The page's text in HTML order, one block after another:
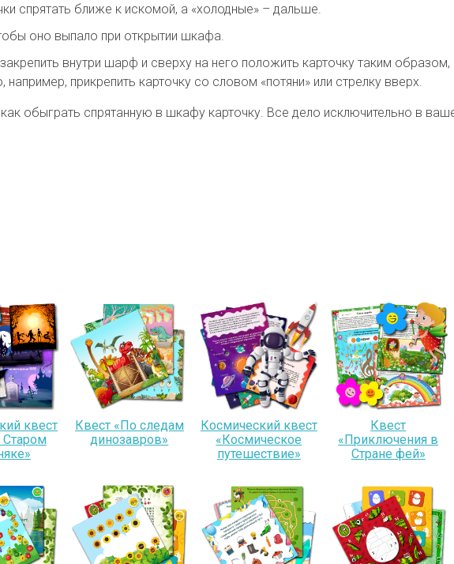
спрятать ближе к искомой, а «холодные» – дальше.
оно выпало при открытии шкафа.
внутри шарф и сверху на него положить карточку таким образом,
прикрепить карточку со словом «потяни» или стрелку вверх.
обыграть спрятанную в шкафу карточку. Все дело исключительно в
квест
Старом
Квест «По следам
динозавров»
Космический квест
«Космическое
путешествие»
Квест
«Приключения в
Стране фей»